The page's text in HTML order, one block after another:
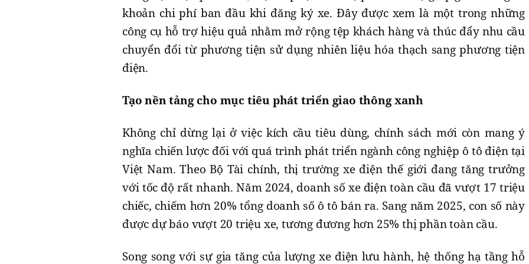
khoản chi phí ban đầu khi đăng ký xe. Đây được xem là một trong những
công cụ hỗ trợ hiệu quả nhằm mở rộng tệp khách hàng và thúc đẩy nhu cầu
chuyển đổi từ phương tiện sử dụng nhiên liệu hóa thạch sang phương tiện
điện.
Tạo nền tảng cho mục tiêu phát triển giao thông xanh
Không chỉ dừng lại ở việc kích cầu tiêu dùng, chính sách mới còn mang ý
nghĩa chiến lược đối với quá trình phát triển ngành công nghiệp ô tô điện tại
Việt Nam. Theo Bộ Tài chính, thị trường xe điện thế giới đang tăng trưởng
với tốc độ rất nhanh. Năm 2024, doanh số xe điện toàn cầu đã vượt 17 triệu
chiếc, chiếm hơn 20% tổng doanh số ô tô bán ra. Sang năm 2025, con số này
được dự báo vượt 20 triệu xe, tương đương hơn 25% thị phần toàn cầu.
Song song với sự gia tăng của lượng xe điện lưu hành, hệ thống hạ tầng hỗ